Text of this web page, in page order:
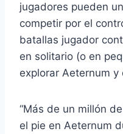
jugadores pueden
competir por el
batallas jugador
en solitario (o en
explorar Aeternum
“Más de un millón
el pie en Aeternum